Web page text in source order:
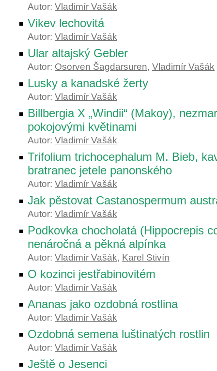
Autor: Vladimír Vašák
Vikev lechovitá
Autor: Vladimír Vašák
Ular altajský Gebler
Autor: Osorven Šagdarsuren, Vladimír Vašák
Lusky a kanadské žerty
Autor: Vladimír Vašák
Billbergia X „Windii“ (Makoy),
pokojovými květinami
Autor: Vladimír Vašák
Trifolium trichocephalum M. Bieb,
bratranec jetele panonského
Autor: Vladimír Vašák
Jak pěstovat Castanospermum
Autor: Vladimír Vašák
Podkovka chocholatá (Hippocrepis
nenáročná a pěkná alpínka
Autor: Vladimír Vašák, Karel Stivín
O kozinci jestřabinovitém
Autor: Vladimír Vašák
Ananas jako ozdobná rostlina
Autor: Vladimír Vašák
Ozdobná semena luštinatých rostlin
Autor: Vladimír Vašák
Ještě o Jesenci